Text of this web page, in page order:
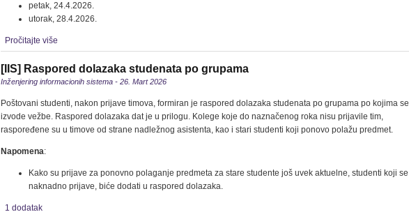
petak, 24.4.2026.
utorak, 28.4.2026.
Pročitajte više
[IIS] Raspored dolazaka studenata po grupama
Inženjering informacionih sistema - 26. Mart 2026
Poštovani studenti, nakon prijave timova, formiran je raspored dolazaka studenata po grupama po kojima se
izvode vežbe. Raspored dolazaka dat je u prilogu. Kolege koje do naznačenog roka nisu prijavile tim,
raspoređene su u timove od strane nadležnog asistenta, kao i stari studenti koji ponovo polažu predmet.
Napomena:
Kako su prijave za ponovno polaganje predmeta za stare studente još uvek aktuelne, studenti koji se
naknadno prijave, biće dodati u raspored dolazaka.
1 dodatak